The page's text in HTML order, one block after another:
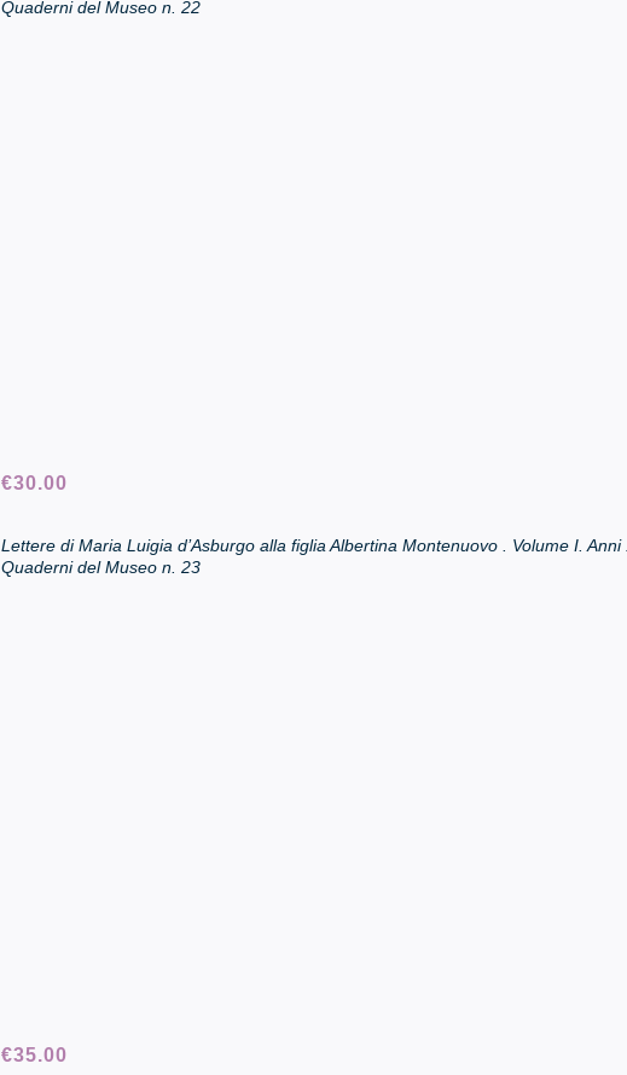
Quaderni del Museo n. 22
€30.00
Lettere di Maria Luigia d’Asburgo alla figlia Albertina Montenuovo . Volume I.
Quaderni del Museo n. 23
€35.00